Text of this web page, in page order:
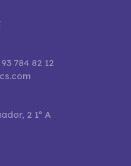
784 82 12
2 1º A